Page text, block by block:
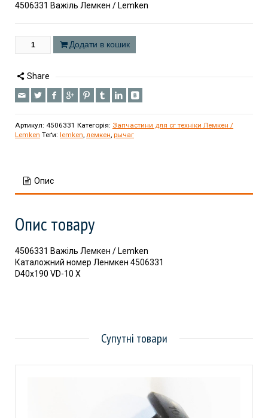
4506331 Важіль Лемкен / Lemken
Додати в кошик
Share
Артикул: 4506331 Категорія: Запчастини для сг техніки Лемкен /
Lemken Теґи: lemken, лемкен, рычаг
Опис
Опис товару
4506331 Важіль Лемкен / Lemken
Каталожний номер Ленмкен 4506331
D40x190 VD-10 X
Супутні товари